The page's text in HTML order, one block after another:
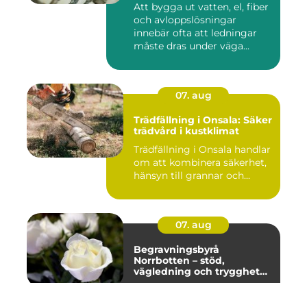
Att bygga ut vatten, el, fiber
och avloppslösningar
innebär ofta att ledningar
måste dras under väga...
07. aug
Trädfällning i Onsala: Säker
trädvård i kustklimat
Trädfällning i Onsala handlar
om att kombinera säkerhet,
hänsyn till grannar och...
07. aug
Begravningsbyrå
Norrbotten – stöd,
vägledning och trygghet